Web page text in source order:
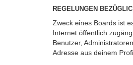
REGELUNGEN
Zweck eines Boards ist
Internet öffentlich
Benutzer,
Adresse aus deinem